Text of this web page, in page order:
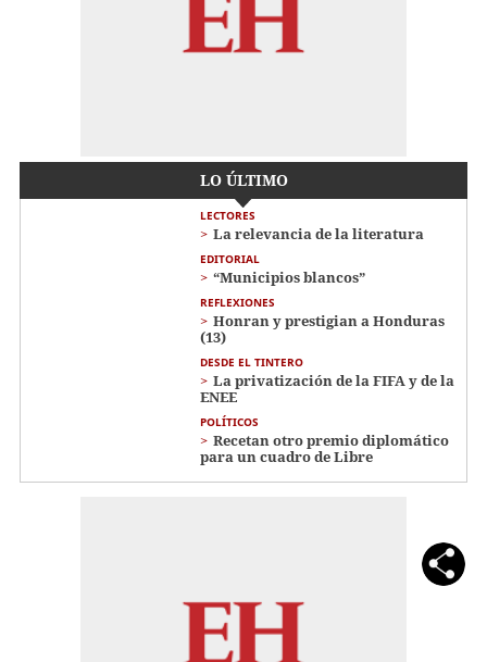
LO ÚLTIMO
LECTORES
La relevancia de la literatura
EDITORIAL
“Municipios blancos”
REFLEXIONES
Honran y prestigian a Honduras
(13)
DESDE EL TINTERO
La privatización de la FIFA y de la
ENEE
POLÍTICOS
Recetan otro premio diplomático
para un cuadro de Libre